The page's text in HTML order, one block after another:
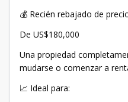
💰 Recién rebajado de
De US$180,000
Una propiedad
mudarse o comenzar a
📈 Ideal para: